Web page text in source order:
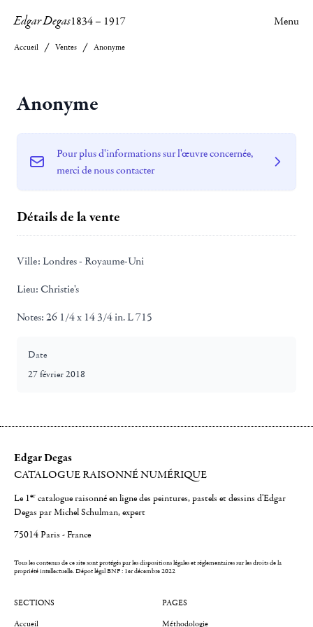
Edgar Degas1834– 1917 Menu
Accueil Ventes Anonyme
Anonyme
Pour plus d'informations sur l'œuvre concernée,
merci de nous contacter
Détails de la vente
Ville: Londres - Royaume-Uni
Lieu: Christie's
Notes: 26 1/4 x 14 3/4 in. L 715
Date
27 février 2018
Edgar Degas
CATALOGUE RAISONNÉ NUMÉRIQUE
Le 1er catalogue raisonné en ligne des peintures, pastels et dessins d'Edgar
Degas par Michel Schulman, expert
75014 Paris - France
Tous les contenus de ce site sont protégés par les dispositions légales et réglementaires sur les droits de la
propriété intellectuelle.Dépot légal BNF : 1er décembre 2022
SECTIONS
Accueil
PAGES
Méthodologie